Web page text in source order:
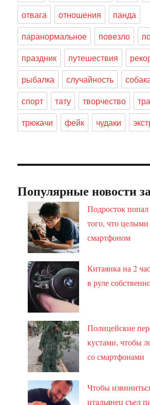
отвага
отношения
панда
паранормальное
повезло
праздник
путешествия
рыбалка
случайность
спорт
тату творчество
трюкачи
фейк чудаки
Популярные новости
Подросток
того, что
смартфоном
Китаянка на 2
в руле
Полицейские
кустами, чтобы
со смартфонами
Чтобы
итальянец съел